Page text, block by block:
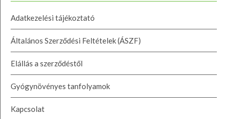
Adatkezelési tájékoztató
Általános Szerződési Feltételek (ÁSZF)
Elállás a szerződéstől
Gyógynövényes tanfolyamok
Kapcsolat